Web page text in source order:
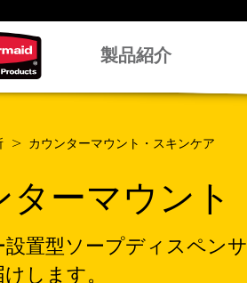
製品紹介
カウンターマウント・スキンケア
ターマウント
設置型ソープディスペン
します。